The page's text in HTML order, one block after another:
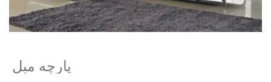
پارچه مبل